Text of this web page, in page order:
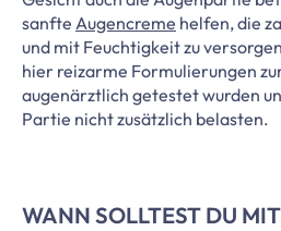
sanfte Augencreme helfen, die
und mit Feuchtigkeit zu
hier reizarme Formulierungen
augenärztlich getestet wurden
Partie nicht zusätzlich belasten.
WANN SOLLTEST DU